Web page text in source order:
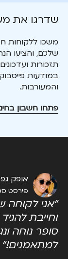
שדרגו את
משכו ללקוחות
שלכם, והציעו
תזכורות
במודעות
והמעורבות.
פתחו חשבון
אופק
פירסט
"אני לקוחה
וחייבת
סופר נוחה
למתאמנים!"